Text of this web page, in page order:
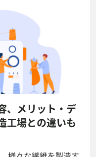
、メリット・デ
工場との違いも